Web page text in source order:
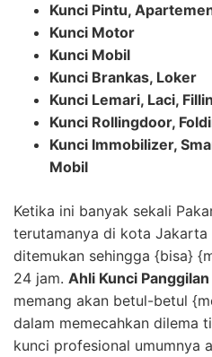
Kunci Pintu,
Kunci Motor
Kunci Mobil
Kunci Brankas, Loker
Kunci Lemari, Laci,
Kunci Rollingdoor,
Kunci Immobilizer,
Mobil
Ketika ini banyak sekali
terutamanya di kota Jakarta
ditemukan sehingga {bisa}
24 jam. Ahli Kunci
memang akan betul-betul
dalam memecahkan dilema
kunci profesional umumnya